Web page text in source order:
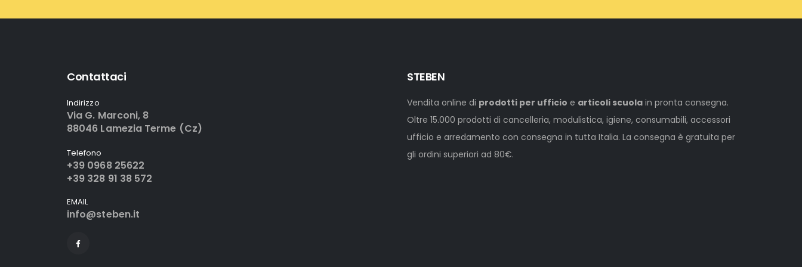
Contattaci
Indirizzo
Via G. Marconi, 8
88046 Lamezia Terme (Cz)
Telefono
+39 0968 25622
+39 328 91 38 572
EMAIL
info@steben.it
STEBEN
Vendita online di prodotti per ufficio e articoli scuola in pronta consegna.
Oltre 15.000 prodotti di cancelleria, modulistica, igiene, consumabili, accessori
ufficio e arredamento con consegna in tutta Italia. La consegna è gratuita per
gli ordini superiori ad 80€.